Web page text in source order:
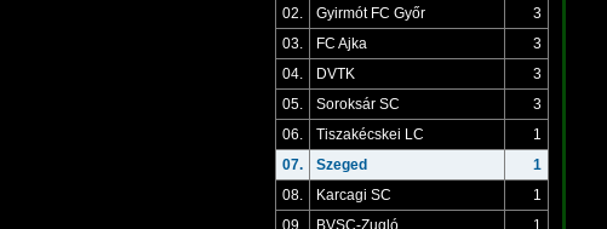
02.
Gyirmót FC Győr
3
03.
FC Ajka
3
04.
DVTK
3
05.
Soroksár SC
3
06.
Tiszakécskei LC
1
07.
Szeged
1
08.
Karcagi SC
1
09.
BVSC-Zugló 1